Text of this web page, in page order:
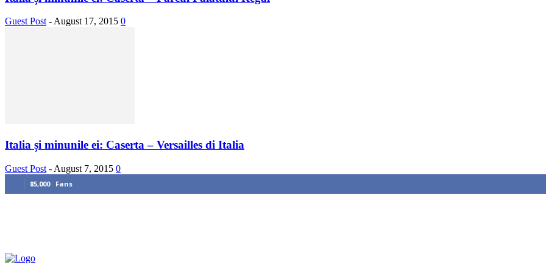
Guest Post - August 17, 2015 0
Italia și minunile ei: Caserta – Versailles di Italia
Guest Post - August 7, 2015 0
85,000 Fans